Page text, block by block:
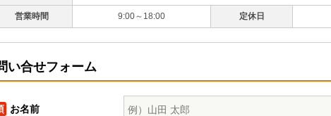
営業時間 9:00～18:00 定休日
い合せフォーム
お名前